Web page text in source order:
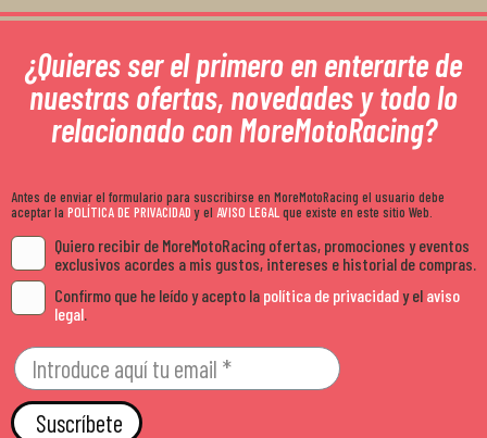
¿Quieres ser el primero en enterarte de
nuestras ofertas, novedades y todo lo
relacionado con MoreMotoRacing?
Antes de enviar el formulario para suscribirse en MoreMotoRacing el usuario debe
aceptar la POLÍTICA DE PRIVACIDADy el AVISO LEGALque existe en este sitio Web.
Quiero recibir de MoreMotoRacing ofertas, promociones y eventos
exclusivos acordes a mis gustos, intereses e historial de compras.
Confirmo que he leído y acepto la política de privacidady el aviso
legal
Suscríbete